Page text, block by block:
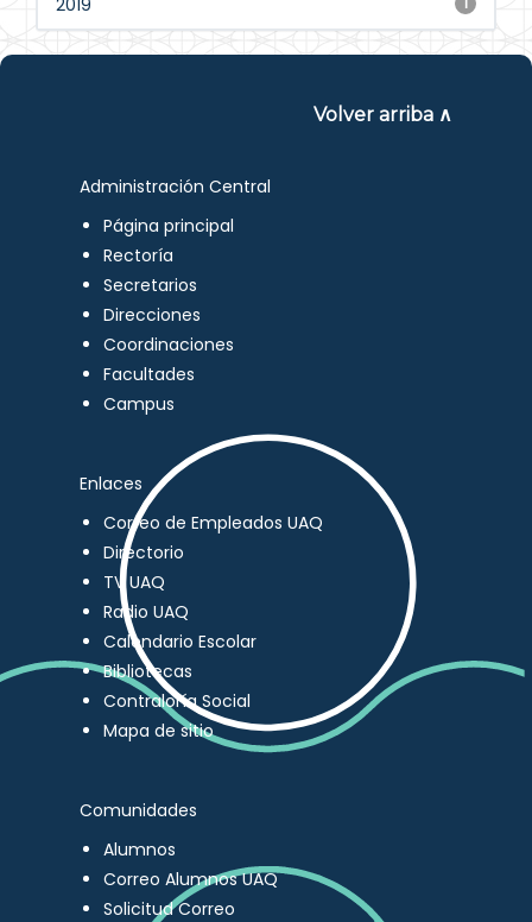
2019
Volver arriba ∧
Administración Central
Página principal
Rectoría
Secretarios
Direcciones
Coordinaciones
Facultades
Campus
Enlaces
Correo de Empleados UAQ
Directorio
TV UAQ
Radio UAQ
Calendario Escolar
Bibliotecas
Contraloría Social
Mapa de sitio
Comunidades
Alumnos
Correo Alumnos UAQ
Solicitud Correo